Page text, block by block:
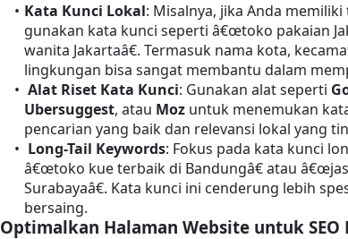
Kata Kunci Lokal: Misalnya, jika Anda
gunakan kata kunci seperti â€œtoko pakaian
wanita Jakartaâ€. Termasuk nama kota,
lingkungan bisa sangat membantu dalam
Alat Riset Kata Kunci: Gunakan alat seperti
Ubersuggest, atau Moz untuk menemukan
pencarian yang baik dan relevansi lokal yang
Long-Tail Keywords: Fokus pada kata kunci
â€œtoko kue terbaik di Bandungâ€ atau
Surabayaâ€. Kata kunci ini cenderung lebih
bersaing.
Optimalkan Halaman Website untuk SEO